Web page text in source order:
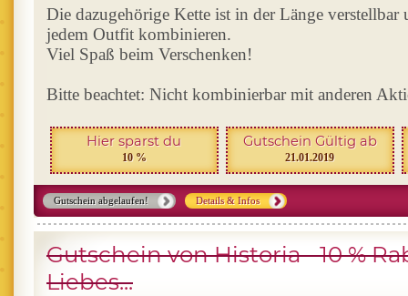
Die dazugehörige Kette ist in der Länge verstellbar
jedem Outfit kombinieren.
Viel Spaß beim Verschenken!
Bitte beachtet: Nicht kombinierbar mit anderen
Hier sparst du
10 %
Gutschein Gültig ab
21.01.2019
Gutschein abgelaufen! Details & Infos
Gutschein von Historia - 10 %
Liebes...